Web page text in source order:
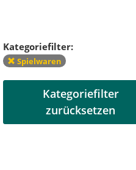
Kategoriefilter:
Spielwaren
Kategoriefilter
zurücksetzen